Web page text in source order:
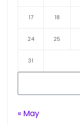
17 18
24 25
31
« May